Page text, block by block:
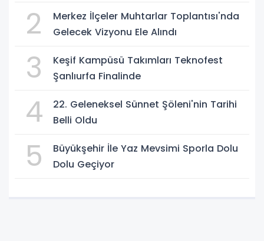
2
Merkez İlçeler Muhtarlar Toplantısı'nda
Gelecek Vizyonu Ele Alındı
3
Keşif Kampüsü Takımları Teknofest
Şanlıurfa Finalinde
4
22. Geleneksel Sünnet Şöleni'nin Tarihi
Belli Oldu
5
Büyükşehir İle Yaz Mevsimi Sporla Dolu
Dolu Geçiyor